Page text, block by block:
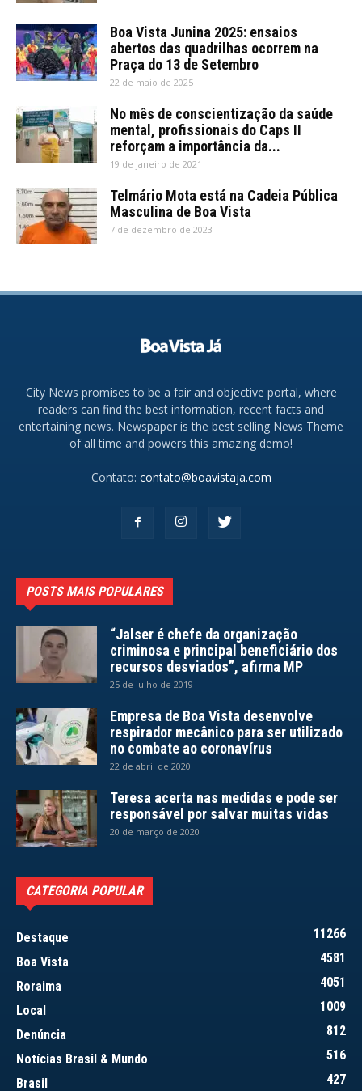
Boa Vista Junina 2025: ensaios
abertos das quadrilhas ocorrem na
Praça do 13 de Setembro
22 de maio de 2025
No mês de conscientização da saúde
mental, profissionais do Caps II
reforçam a importância da...
19 de janeiro de 2021
Telmário Mota está na Cadeia Pública
Masculina de Boa Vista
7 de dezembro de 2023
City News promises to be a fair and objective portal, where
readers can find the best information, recent facts and
entertaining news. Newspaper is the best selling News Theme
of all time and powers this amazing demo!
Contato: contato@boavistaja.com
POSTS MAIS POPULARES
“Jalser é chefe da organização
criminosa e principal beneficiário dos
recursos desviados”, afirma MP
25 de julho de 2019
Empresa de Boa Vista desenvolve
respirador mecânico para ser utilizado
no combate ao coronavírus
22 de abril de 2020
Teresa acerta nas medidas e pode ser
responsável por salvar muitas vidas
20 de março de 2020
CATEGORIA POPULAR
Destaque
11266
Boa Vista
4581
Roraima
4051
Local
1009
Denúncia
812
Notícias Brasil & Mundo
516
Brasil
427